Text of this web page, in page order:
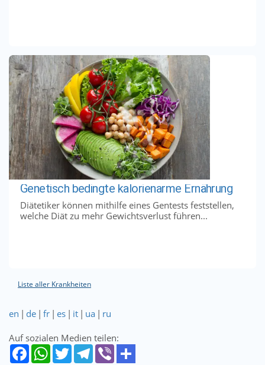
Genetisch bedingte kalorienarme Ernährung
Diätetiker können mithilfe eines Gentests feststellen,
welche Diät zu mehr Gewichtsverlust führen...
Liste aller Krankheiten
en | de | fr | es | it | ua | ru
Auf sozialen Medien teilen: